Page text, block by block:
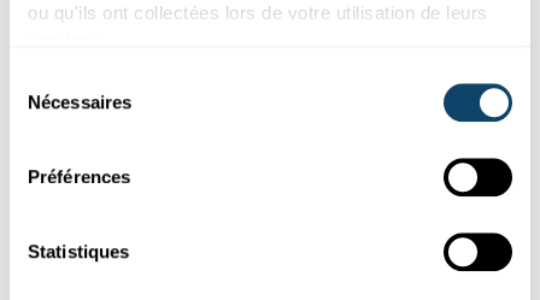
ou qu'ils ont collectées lors de votre utilisation de leurs
Nécessaires
Préférences
Statistiques
Des microscopes numériques pour les